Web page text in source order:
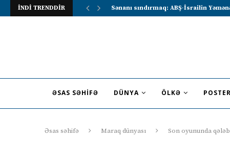
İNDİ TRENDDİR Lavrov Suriya prezidentini
ƏSAS SƏHIFƏ DÜNYA ÖLKƏ POSTER
Əsas səhifə Maraq dünyası Son oyununda